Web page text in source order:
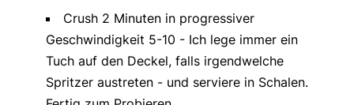
Crush 2 Minuten in progressiver
Geschwindigkeit 5-10 - Ich lege immer ein
Tuch auf den Deckel, falls irgendwelche
Spritzer austreten - und serviere in Schalen.